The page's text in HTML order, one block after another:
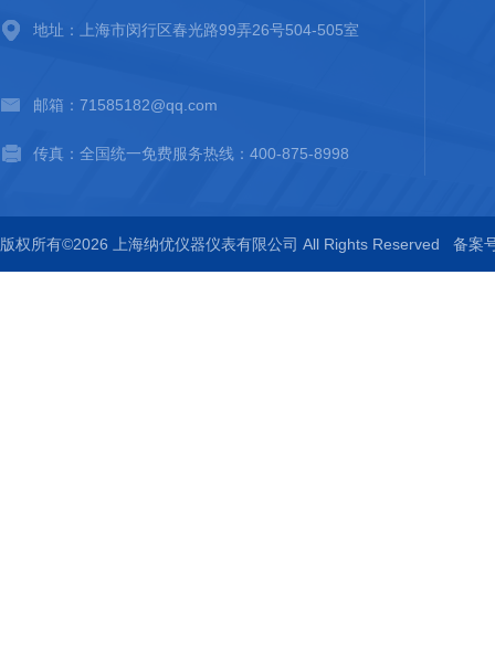
地址：上海市闵行区春光路99弄26号504-505室
邮箱：71585182@qq.com
传真：全国统一免费服务热线：400-875-8998
版权所有©2026 上海纳优仪器仪表有限公司 All Rights Reserved 备案